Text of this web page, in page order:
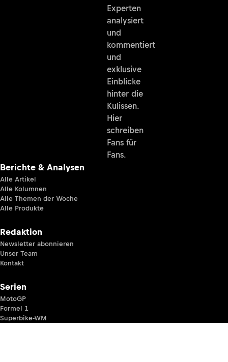
Experten
analysiert
und
kommentiert
und
exklusive
Einblicke
hinter die
Kulissen.
Hier
schreiben
Fans für
Fans.
Berichte & Analysen
Alle Artikel
Alle Kolumnen
Alle Themen der Woche
Alle Produkte
Redaktion
Newsletter abonnieren
Unser Team
Kontakt
Serien
MotoGP
Formel 1
Superbike-WM